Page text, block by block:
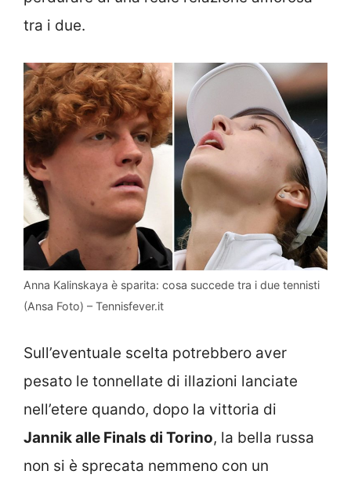
tra i due.
Anna Kalinskaya è sparita: cosa succede tra i due tennisti
(Ansa Foto) – Tennisfever.it
Sull’eventuale scelta potrebbero aver
pesato le tonnellate di illazioni lanciate
nell’etere quando, dopo la vittoria di
Jannik alle Finals di Torino, la bella russa
non si è sprecata nemmeno con un